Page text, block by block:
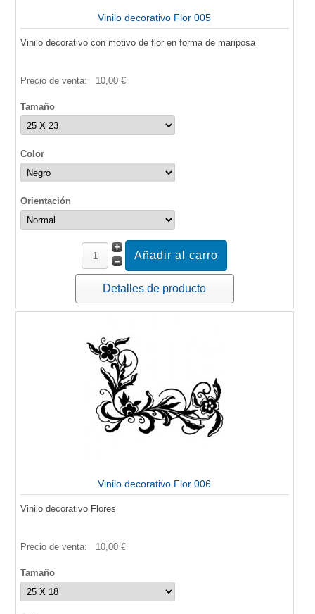
Vinilo decorativo Flor 005
Vinilo decorativo con motivo de flor en forma de mariposa
Precio de venta: 10,00 €
Tamaño
Color
Orientación
Detalles de producto
Vinilo decorativo Flor 006
Vinilo decorativo Flores
Precio de venta: 10,00 €
Tamaño